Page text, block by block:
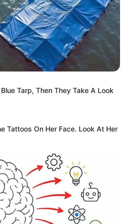
Tarp, Then They Take A Look
Tattoos On Her Face. Look At Her